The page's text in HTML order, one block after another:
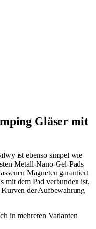
Gläser mit
ist ebenso simpel wie
Metall-Nano-Gel-Pads
Magneten garantiert
mit dem Pad verbunden ist,
Kurven der Aufbewahrung
in mehreren Varianten